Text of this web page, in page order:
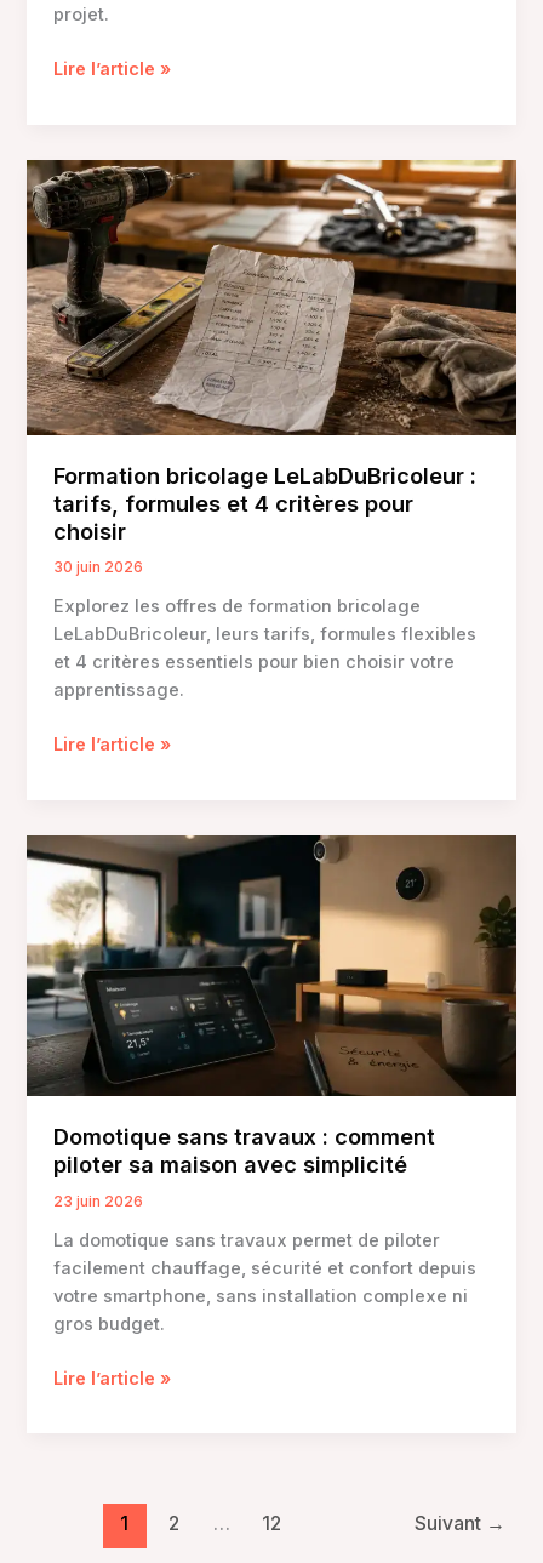
projet.
Enduit,
:
quelle
solution
choisir
pour
rénover
une
façade
?
Lire l’article »
Formation bricolage LeLabDuBricoleur :
tarifs, formules et 4 critères pour
choisir
30 juin 2026
Explorez les offres de formation bricolage
LeLabDuBricoleur, leurs tarifs, formules flexibles
et 4 critères essentiels pour bien choisir votre
apprentissage.
Formation
tarifs,
formules
et
4
critères
pour
choisir
Lire l’article »
Domotique sans travaux : comment
piloter sa maison avec simplicité
23 juin 2026
La domotique sans travaux permet de piloter
facilement chauffage, sécurité et confort depuis
votre smartphone, sans installation complexe ni
gros budget.
Domotique
Lire l’article »
1 2 … 12 Suivant →